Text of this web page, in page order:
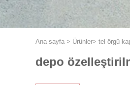
Ana sayfa > Ürünler> tel örgü
depo